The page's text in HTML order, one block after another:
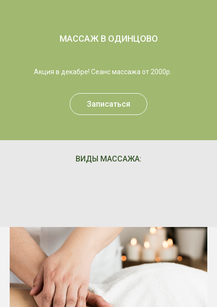
МАССАЖ В ОДИНЦОВО
Акция в декабре! Сеанс массажа от 2000р.
Записаться
ВИДЫ МАССАЖА: